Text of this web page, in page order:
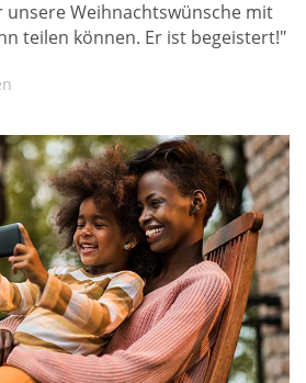
unsere Weihnachtswünsche mit
teilen können. Er ist begeistert!"